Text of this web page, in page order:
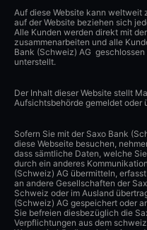
Auf diese Website kann weltweit
auf der Website beziehen sich
Alle Kunden werden direkt mit
zusammenarbeiten und alle
Bank (Schweiz) AG
unterstellt.
Der Inhalt dieser Website stellt
Aufsichtsbehörde gemeldet oder
Sofern Sie mit der Saxo Bank
diese Webseite besuchen,
dass sämtliche Daten, welche
durch ein anderes
(Schweiz) AG übermitteln,
an andere Gesellschaften der
Schweiz oder im Ausland
(Schweiz) AG gespeichert oder
Sie befreien diesbezüglich die
Verpflichtungen aus dem